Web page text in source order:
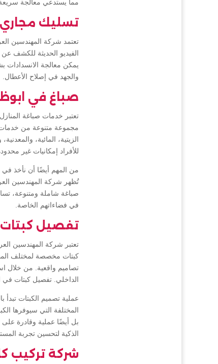
مما يستدعي معالجة سريعة
تسليك
تعتمد شركة المهندسين
الفيديو الحديثة للكشف
يمكن معالجة الانسدادات
والجهد في إصلاح الأعطال.
صباغ في
تعتبر خدمات صباغة
مجموعة متنوعة من خدمات
الزيتية، المائية،
للأفراد إمكانيات غير
من المهم أيضًا أن نأخذ في
تُظهر شركة المهندسين
صباغة شاملة ومتنوعة،
في فضاءاتهم الخاصة.
تفصيل
تعتبر شركة المهندسين
كبتات مخصصة لمختلف
تصاميم واقعية. من خلال
الداخلي. تفصيل كبتات في
عملية تصميم الكبتات
المختلفة التي سيوفرها
بل أيضًا عملية وقادرة على
الذكية لتحسين تجربة
شركة تركيب